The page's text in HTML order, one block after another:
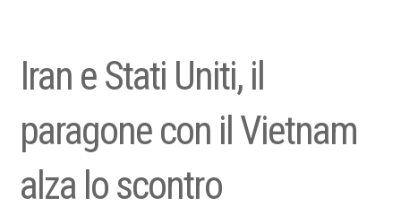
Iran e Stati Uniti, il
paragone con il Vietnam
alza lo scontro